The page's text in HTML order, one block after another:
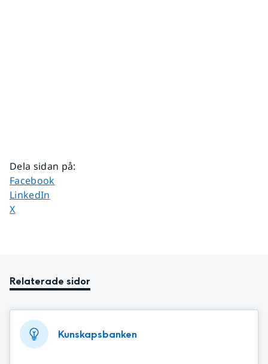
Dela sidan på:
Dela sidan på
Facebook
Dela sidan på
LinkedIn
Dela sidan på
X
Relaterade sidor
Kunskapsbanken